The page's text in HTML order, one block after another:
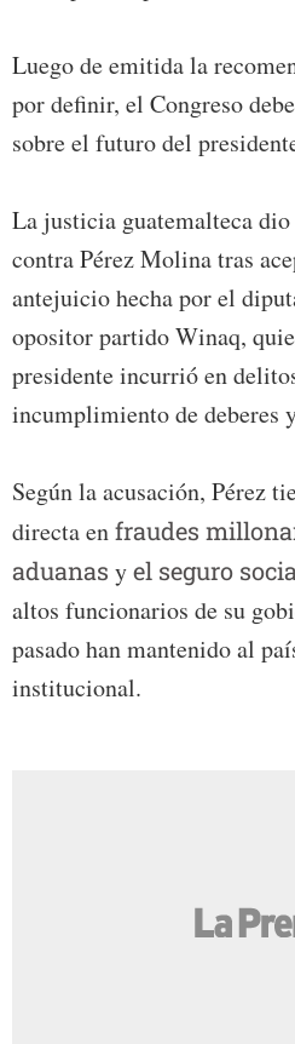
Luego de emitida la
por definir, el Congreso
sobre el futuro del
La justicia guatemalteca
contra Pérez Molina tras
antejuicio hecha por el
opositor partido Winaq,
presidente incurrió en
incumplimiento de deberes
Según la acusación, Pérez
directa enfraudes
aduanas yel seguro
altos funcionarios de su
pasado han mantenido al
institucional.